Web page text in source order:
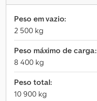
Peso em vazio:
2 500 kg
Peso máximo de carga:
8 400 kg
Peso total:
10 900 kg